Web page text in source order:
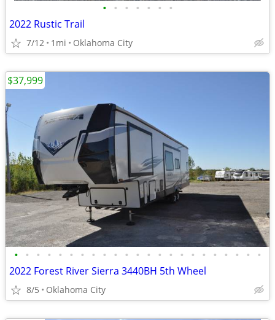
• • • • • • •
2022 Rustic Trail
7/12 1mi Oklahoma City
• • • • • • • • • • • • • • • • • • • • • • •
2022 Forest River Sierra 3440BH 5th Wheel
8/5 Oklahoma City
$37,999